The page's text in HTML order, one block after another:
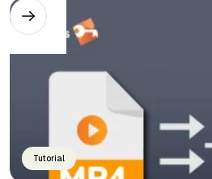
Tutorial